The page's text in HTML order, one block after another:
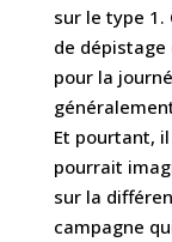
sur le type 1.
de
pour la
Et pourtant,
pourrait
sur la
campagne